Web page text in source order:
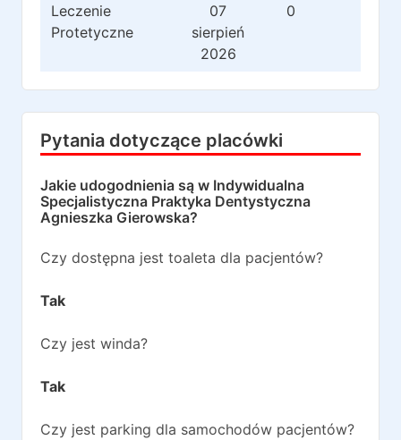
Leczenie
Protetyczne
07
sierpień
2026
0
Pytania dotyczące placówki
Jakie udogodnienia są w Indywidualna
Specjalistyczna Praktyka Dentystyczna
Agnieszka Gierowska?
Czy dostępna jest toaleta dla pacjentów?
Tak
Czy jest winda?
Tak
Czy jest parking dla samochodów pacjentów?